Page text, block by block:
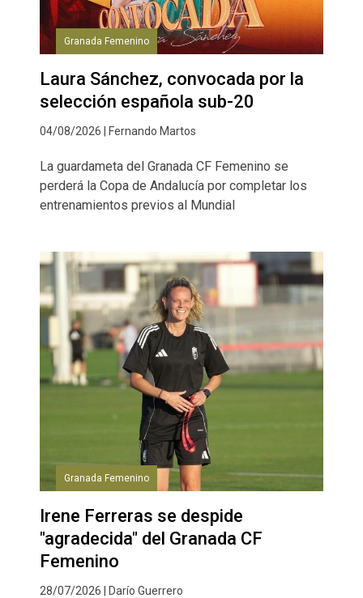
Granada Femenino
Laura Sánchez, convocada por la
selección española sub-20
04/08/2026 | Fernando Martos
La guardameta del Granada CF Femenino se
perderá la Copa de Andalucía por completar los
entrenamientos previos al Mundial
Granada Femenino
Irene Ferreras se despide
"agradecida" del Granada CF
Femenino
28/07/2026 | Darío Guerrero